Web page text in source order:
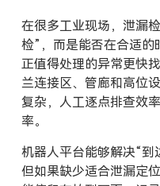
在很多工业现场，泄漏
检”，而是能否在合适
正值得处理的异常更快
兰连接区、管廊和高位
复杂，人工逐点排查效
率。
机器人平台能够解决“到
但如果缺少适合泄漏定